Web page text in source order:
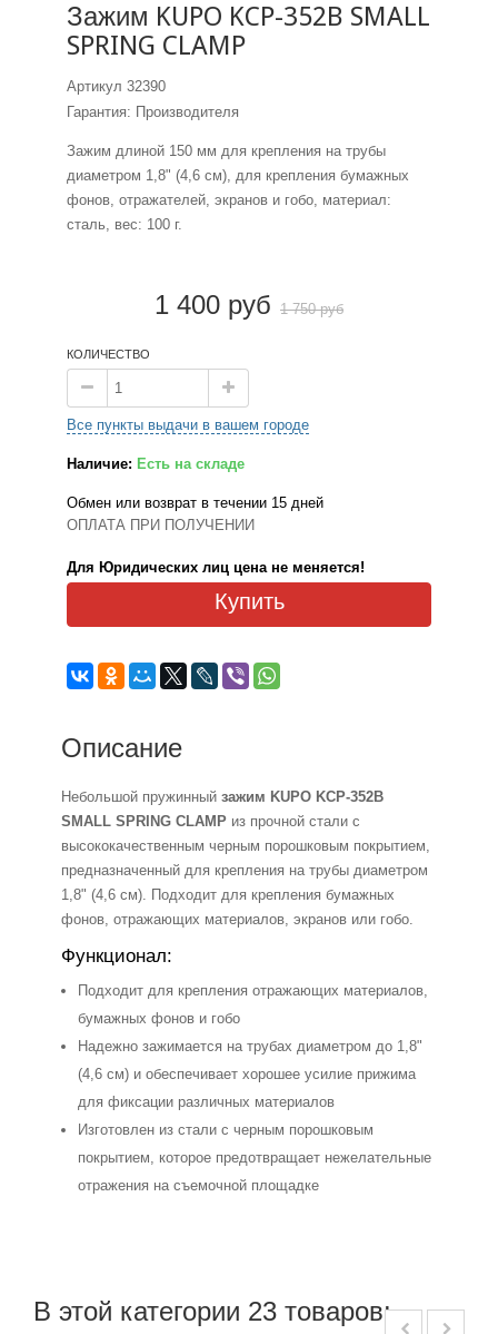
Зажим KUPO KCP-352B SMALL
SPRING CLAMP
Артикул 32390
Гарантия: Производителя
Зажим длиной 150 мм для крепления на трубы
диаметром 1,8" (4,6 см), для крепления бумажных
фонов, отражателей, экранов и гобо, материал:
сталь, вес: 100 г.
1 400 руб 1 750 руб
КОЛИЧЕСТВО
Все пункты выдачи в вашем городе
Наличие: Есть на складе
Обмен или возврат в течении 15 дней
ОПЛАТА ПРИ ПОЛУЧЕНИИ
Для Юридических лиц цена не меняется!
Купить
Описание
Небольшой пружинный зажим KUPO KCP-352B
SMALL SPRING CLAMP из прочной стали с
высококачественным черным порошковым покрытием,
предназначенный для крепления на трубы диаметром
1,8" (4,6 см). Подходит для крепления бумажных
фонов, отражающих материалов, экранов или гобо.
Функционал:
Подходит для крепления отражающих материалов,
бумажных фонов и гобо
Надежно зажимается на трубах диаметром до 1,8"
(4,6 см) и обеспечивает хорошее усилие прижима
для фиксации различных материалов
Изготовлен из стали с черным порошковым
покрытием, которое предотвращает нежелательные
отражения на съемочной площадке
В этой категории 23 товаров: